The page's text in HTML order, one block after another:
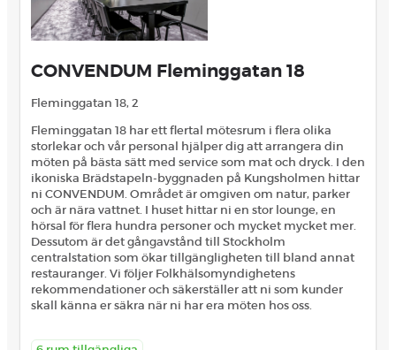
CONVENDUM Fleminggatan 18
Fleminggatan 18, 2
Fleminggatan 18 har ett flertal mötesrum i flera olika
storlekar och vår personal hjälper dig att arrangera din
möten på bästa sätt med service som mat och dryck. I den
ikoniska Brädstapeln-byggnaden på Kungsholmen hittar
ni CONVENDUM. Området är omgiven om natur, parker
och är nära vattnet. I huset hittar ni en stor lounge, en
hörsal för flera hundra personer och mycket mycket mer.
Dessutom är det gångavstånd till Stockholm
centralstation som ökar tillgängligheten till bland annat
restauranger. Vi följer Folkhälsomyndighetens
rekommendationer och säkerställer att ni som kunder
skall känna er säkra när ni har era möten hos oss.